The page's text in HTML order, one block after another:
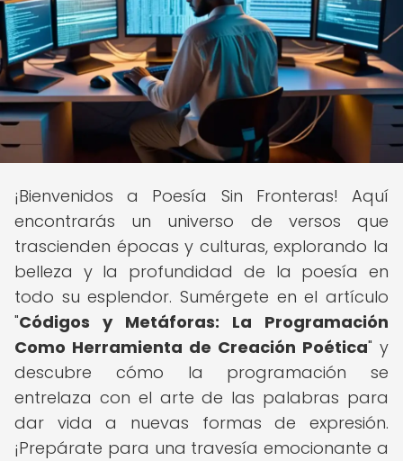
¡Bienvenidos a Poesía Sin Fronteras! Aquí
encontrarás un universo de versos que
trascienden épocas y culturas, explorando la
belleza y la profundidad de la poesía en
todo su esplendor. Sumérgete en el artículo
"Códigos y Metáforas: La Programación
Como Herramienta de Creación Poética" y
descubre cómo la programación se
entrelaza con el arte de las palabras para
dar vida a nuevas formas de expresión.
¡Prepárate para una travesía emocionante a